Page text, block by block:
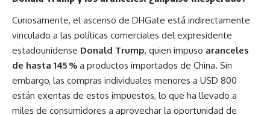
Curiosamente, el ascenso de DHGate está indirectamente
vinculado a las políticas comerciales del expresidente
estadounidense Donald Trump, quien impuso aranceles
de hasta 145 % a productos importados de China. Sin
embargo, las compras individuales menores a USD 800
están exentas de estos impuestos, lo que ha llevado a
miles de consumidores a aprovechar la oportunidad de